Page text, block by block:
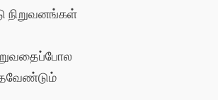
நிறுவனங்கள்